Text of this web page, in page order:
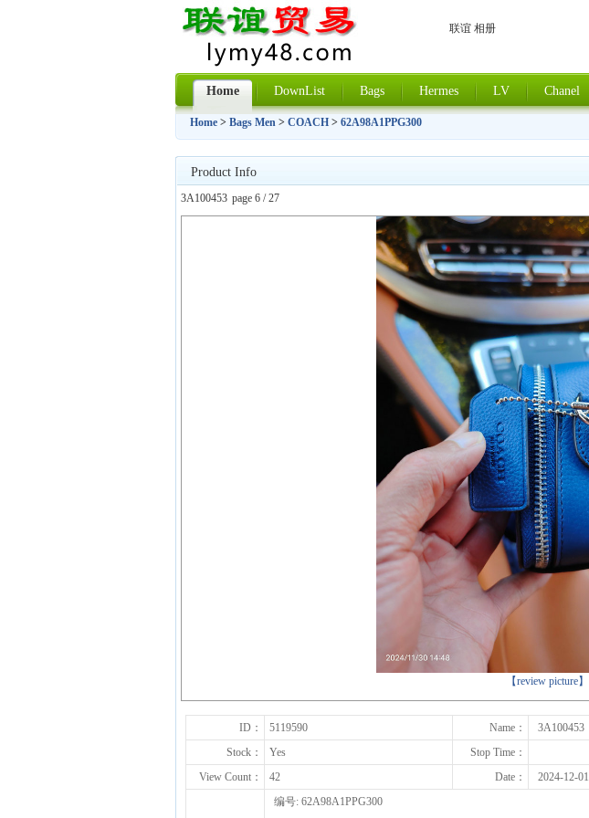
联谊 相册
Home DownList Bags Hermes LV Chanel
Home > Bags Men > COACH > 62A98A1PPG300
Product Info
3A100453 page 6 / 27
【review picture】
上一张
ID： 5119590 Name：
3A100453
Stock：
Yes
Stop Time：
View Count：
42 Date：
2024-12-01
编号: 62A98A1PPG300